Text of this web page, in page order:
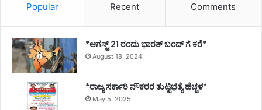
Popular Recent Comments
*ಆಗಸ್ಟ್ 21 ರಂದು ಭಾರತ್‌ ಬಂದ್‌ ಗೆ ಕರೆ*
August 18, 2024
*ರಾಜ್ಯ ಸರ್ಕಾರಿ ನೌಕರರ ತುಟ್ಟಿಭತ್ಯೆ ಹೆಚ್ಚಳ*
May 5, 2025